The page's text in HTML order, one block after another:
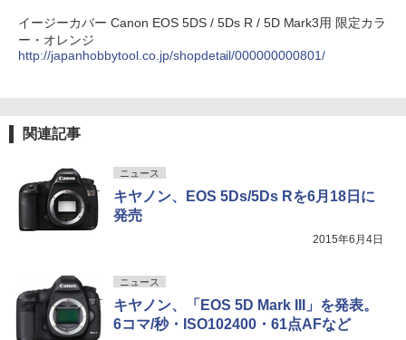
イージーカバー Canon EOS 5DS / 5Ds R / 5D Mark3用 限定カラ
ー・オレンジ
http://japanhobbytool.co.jp/shopdetail/000000000801/
関連記事
ニュース
キヤノン、EOS 5Ds/5Ds Rを6月18日に
発売
2015年6月4日
ニュース
キヤノン、「EOS 5D Mark III」を発表。
6コマ/秒・ISO102400・61点AFなど